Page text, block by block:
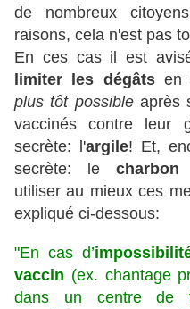
de nombreux
raisons, cela n'est pas
En ces cas il est
limiter les dégâtsen
plus tôt possibleaprès
vaccinés contre leur
secrète: l'argile! Et,
secrète: le charbon
utiliser au mieux ces
expliqué ci-dessous:
"En cas d’
vaccin (ex. chantage
dans un centre de